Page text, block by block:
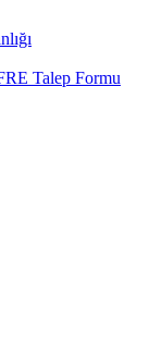
Talep Formu